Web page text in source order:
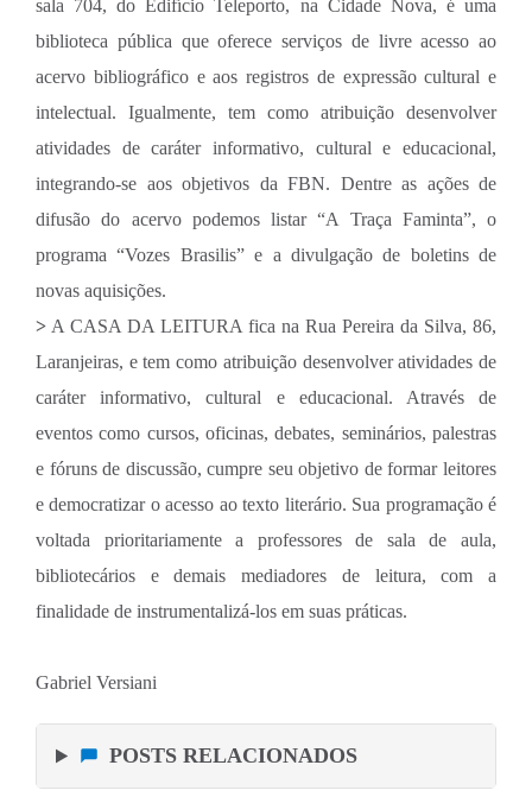
sala 704, do Edifício Teleporto, na Cidade Nova, é uma
biblioteca pública que oferece serviços de livre acesso ao
acervo bibliográfico e aos registros de expressão cultural e
intelectual. Igualmente, tem como atribuição desenvolver
atividades de caráter informativo, cultural e educacional,
integrando-se aos objetivos da FBN. Dentre as ações de
difusão do acervo podemos listar “A Traça Faminta”, o
programa “Vozes Brasilis” e a divulgação de boletins de
novas aquisições.
> A CASA DA LEITURA fica na Rua Pereira da Silva, 86,
Laranjeiras, e tem como atribuição desenvolver atividades de
caráter informativo, cultural e educacional. Através de
eventos como cursos, oficinas, debates, seminários, palestras
e fóruns de discussão, cumpre seu objetivo de formar leitores
e democratizar o acesso ao texto literário. Sua programação é
voltada prioritariamente a professores de sala de aula,
bibliotecários e demais mediadores de leitura, com a
finalidade de instrumentalizá-los em suas práticas.
Gabriel Versiani
POSTS RELACIONADOS